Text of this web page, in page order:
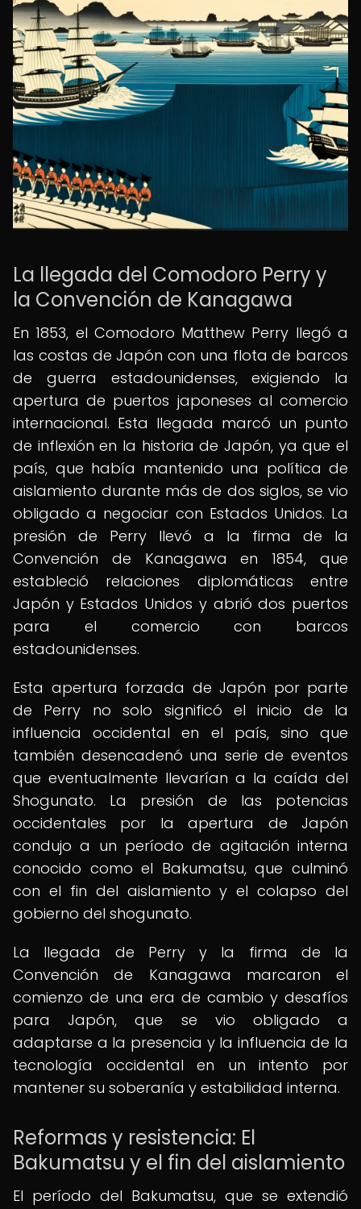
La llegada del Comodoro Perry y
la Convención de Kanagawa
En 1853, el Comodoro Matthew Perry llegó a
las costas de Japón con una flota de barcos
de guerra estadounidenses, exigiendo la
apertura de puertos japoneses al comercio
internacional. Esta llegada marcó un punto
de inflexión en la historia de Japón, ya que el
país, que había mantenido una política de
aislamiento durante más de dos siglos, se vio
obligado a negociar con Estados Unidos. La
presión de Perry llevó a la firma de la
Convención de Kanagawa en 1854, que
estableció relaciones diplomáticas entre
Japón y Estados Unidos y abrió dos puertos
para el comercio con barcos
estadounidenses.
Esta apertura forzada de Japón por parte
de Perry no solo significó el inicio de la
influencia occidental en el país, sino que
también desencadenó una serie de eventos
que eventualmente llevarían a la caída del
Shogunato. La presión de las potencias
occidentales por la apertura de Japón
condujo a un período de agitación interna
conocido como el Bakumatsu, que culminó
con el fin del aislamiento y el colapso del
gobierno del shogunato.
La llegada de Perry y la firma de la
Convención de Kanagawa marcaron el
comienzo de una era de cambio y desafíos
para Japón, que se vio obligado a
adaptarse a la presencia y la influencia de la
tecnología occidental en un intento por
mantener su soberanía y estabilidad interna.
Reformas y resistencia: El
Bakumatsu y el fin del aislamiento
El período del Bakumatsu, que se extendió